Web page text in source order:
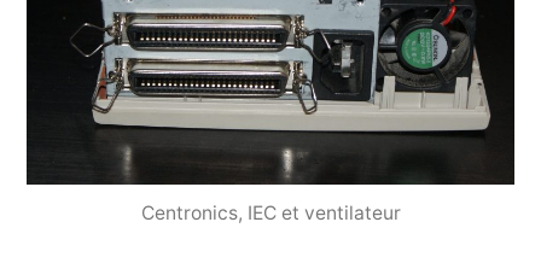
Centronics, IEC et ventilateur